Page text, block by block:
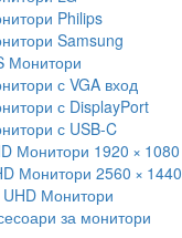
Philips
Samsung
Монитори
с VGA вход
с DisplayPort
с USB-C
Монитори 1920 × 1080
Монитори 2560 × 1440
Монитори
за монитори